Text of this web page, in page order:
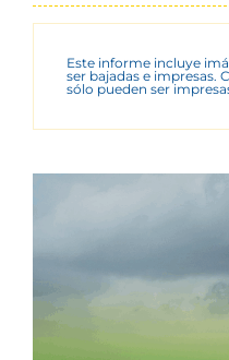
Este informe incluye
ser bajadas e impresas.
sólo pueden ser